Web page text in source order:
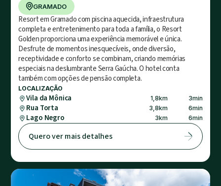
GRAMADO
Resort em Gramado com piscina aquecida, infraestrutura
completa e entretenimento para toda a família, o Resort
Golden proporciona uma experiência memorável e única.
Desfrute de momentos inesquecíveis, onde diversão,
receptividade e conforto se combinam, criando memórias
especiais na deslumbrante Serra Gaúcha. O hotel conta
também com opções de pensão completa.
LOCALIZAÇÃO
Vila da Mônica 1,8km 3min
Rua Torta 3,8km 6min
Lago Negro 3km 6min
Quero ver mais detalhes